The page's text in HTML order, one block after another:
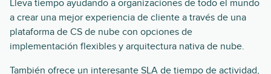
Lleva tiempo ayudando a organizaciones de todo el mundo
a crear una mejor experiencia de cliente a través de una
plataforma de CS de nube con opciones de
implementación flexibles y arquitectura nativa de nube.
También ofrece un interesante SLA de tiempo de actividad,